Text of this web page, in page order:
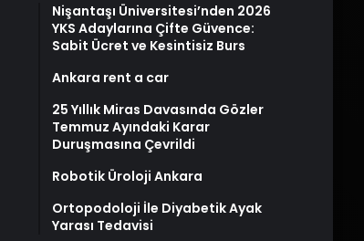
Nişantaşı Üniversitesi’nden 2026
YKS Adaylarına Çifte Güvence:
Sabit Ücret ve Kesintisiz Burs
Ankara rent a car
25 Yıllık Miras Davasında Gözler
Temmuz Ayındaki Karar
Duruşmasına Çevrildi
Robotik Üroloji Ankara
Ortopodoloji İle Diyabetik Ayak
Yarası Tedavisi